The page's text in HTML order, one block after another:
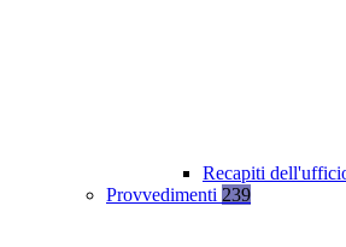
Recapiti
Provvedimenti 239